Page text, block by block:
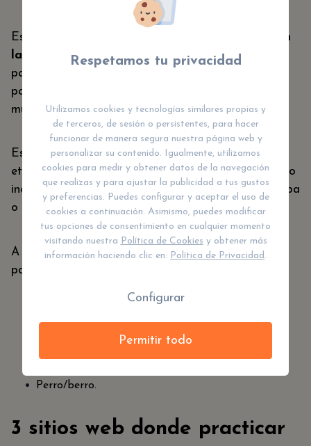
Este tipo de palabras, si aún no se conoce
que son
las palabras homónimas
, pueden resultar muy
parecidas entre sí, pueden tener el un sonido
parecido, una forma de escritura diferente y, en
muchos casos significados asociados diferentes.
Esta semejanza se puede deber al origen
etimológico similar o simplemente por coincidencia o
incluso por error, pudiendo distinguirse por una sílaba
o tilde.
A continuación, te ofrecemos algunos ejemplos de
palabras parónimas:
Malla (pueblo mesomaericano/ malla (red).
Docena/decena.
Perro/berro.
3 sitios web donde practicar
Respetamos tu privacidad
Utilizamos cookies y tecnologías similares propias y
de terceros, de sesión o persistentes, para hacer
funcionar de manera segura nuestra página web y
personalizar su contenido. Igualmente, utilizamos
cookies para medir y obtener datos de la navegación
que realizas y para ajustar la publicidad a tus gustos
y preferencias. Puedes configurar y aceptar el uso de
cookies a continuación. Asimismo, puedes modificar
tus opciones de consentimiento en cualquier momento
visitando nuestra Política de Cookies y obtener más
información haciendo clic en: Política de Privacidad .
Configurar
Permitir todo